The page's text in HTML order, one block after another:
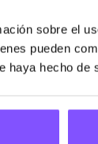
sobre el
pueden
haya hecho de
La
de